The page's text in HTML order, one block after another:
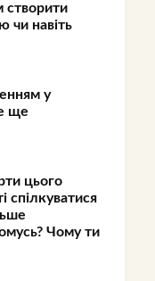
створити
чи навіть
у
ще
цього
спілкуватися
Чому ти